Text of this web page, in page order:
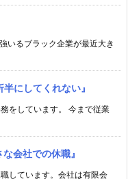
いるブラック企業が最近大き
にしてくれない』
をしています。 今まで従業
会社での休職』
しています。会社は有限会